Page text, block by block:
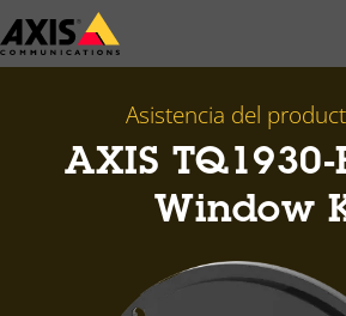
Saltar
al
Asistencia del
AXIS TQ1930-
Window